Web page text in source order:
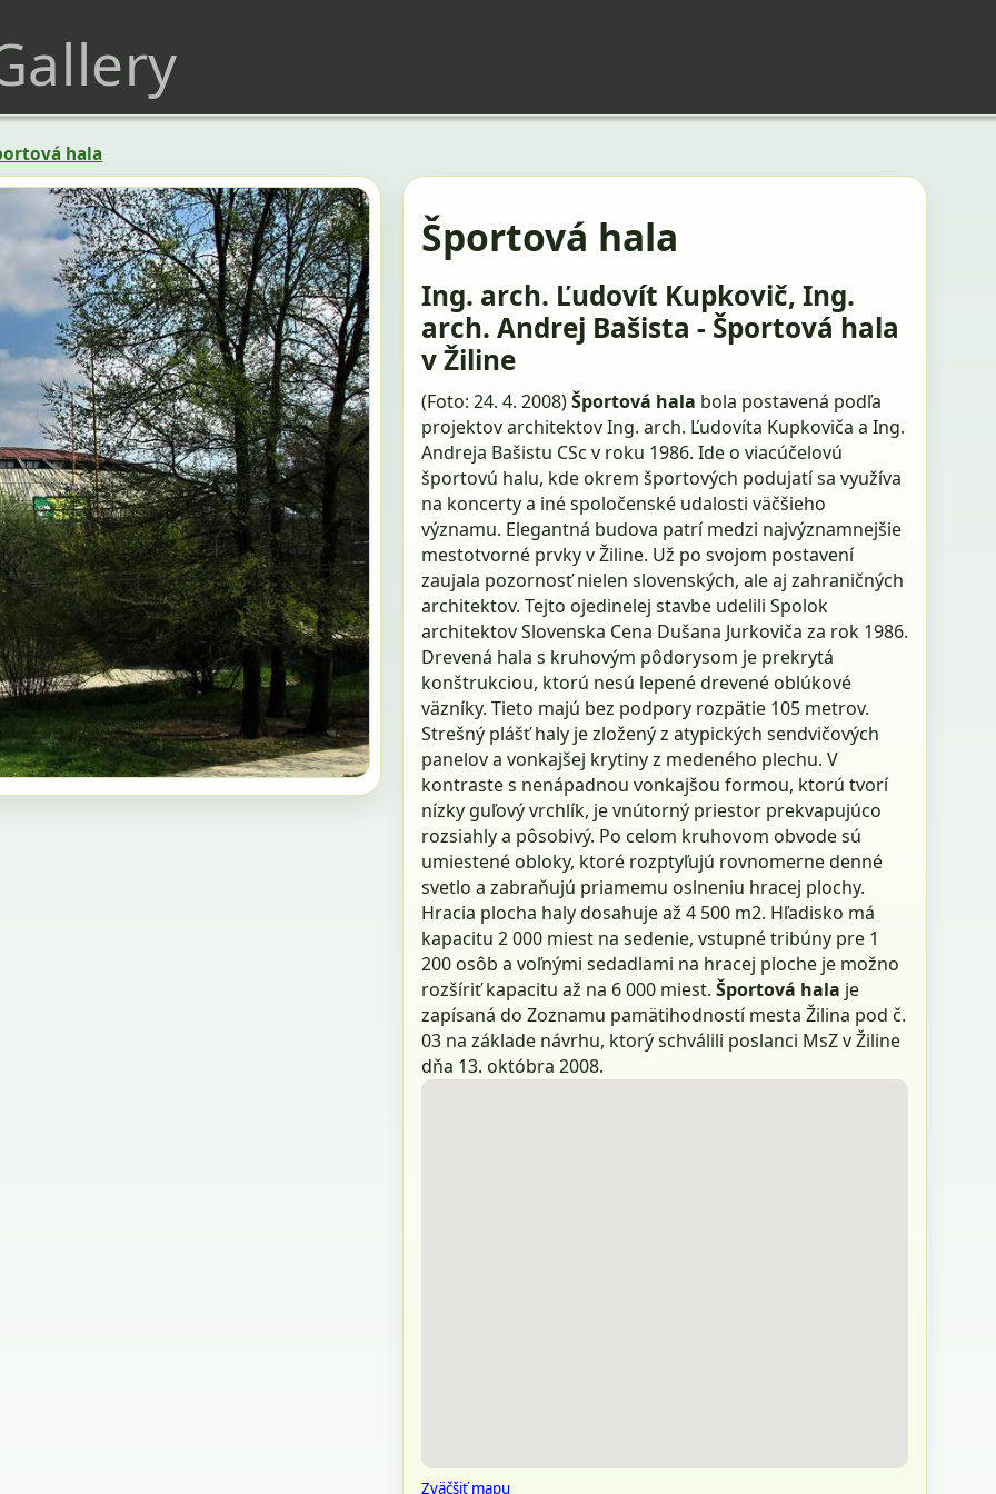
hala
Športová hala
Ing. arch. Ľudovít Kupkovič, Ing.
arch. Andrej Bašista - Športová hala
v Žiline
(Foto: 24. 4. 2008)Športová hala bola postavená podľa
projektov architektov Ing. arch. Ľudovíta Kupkoviča a Ing.
Andreja Bašistu CSc v roku 1986. Ide o viacúčelovú
športovú halu, kde okrem športových podujatí sa využíva
na koncerty a iné spoločenské udalosti väčšieho
významu. Elegantná budova patrí medzi najvýznamnejšie
mestotvorné prvky v Žiline. Už po svojom postavení
zaujala pozornosť nielen slovenských, ale aj zahraničných
architektov. Tejto ojedinelej stavbe udelili Spolok
architektov Slovenska Cena Dušana Jurkoviča za rok 1986.
Drevená hala s kruhovým pôdorysom je prekrytá
konštrukciou, ktorú nesú lepené drevené oblúkové
väzníky. Tieto majú bez podpory rozpätie 105 metrov.
Strešný plášť haly je zložený z atypických sendvičových
panelov a vonkajšej krytiny z medeného plechu. V
kontraste s nenápadnou vonkajšou formou, ktorú tvorí
nízky guľový vrchlík, je vnútorný priestor prekvapujúco
rozsiahly a pôsobivý. Po celom kruhovom obvode sú
umiestené obloky, ktoré rozptyľujú rovnomerne denné
svetlo a zabraňujú priamemu oslneniu hracej plochy.
Hracia plocha haly dosahuje až 4 500 m2. Hľadisko má
kapacitu 2 000 miest na sedenie, vstupné tribúny pre 1
200 osôb a voľnými sedadlami na hracej ploche je možno
rozšíriť kapacitu až na 6 000 miest. Športová hala je
zapísaná do Zoznamu pamätihodností mesta Žilina pod č.
03 na základe návrhu, ktorý schválili poslanci MsZ v Žiline
dňa 13. októbra 2008.
Zväčšiť mapu